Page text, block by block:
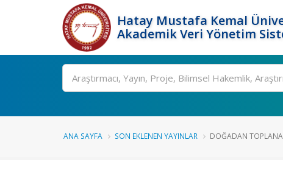
Hatay Mustafa Kemal
Akademik Veri Yönetim
Ara
ANA SAYFA SON EKLENEN YAYINLAR DOĞADAN